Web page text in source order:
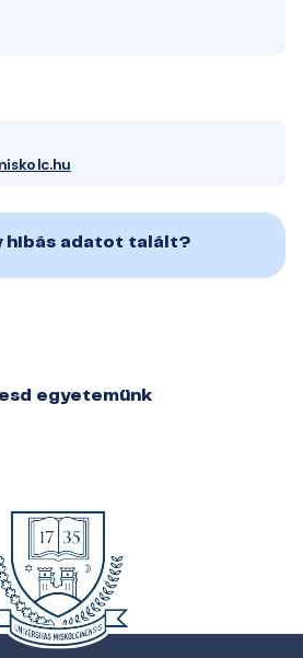
hibás adatot talált?
egyetemünk